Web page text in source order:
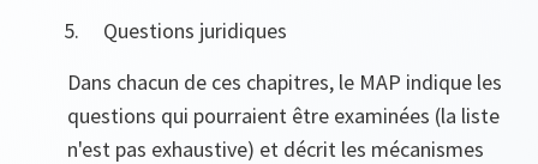
Questions juridiques
Dans chacun de ces chapitres, le MAP indique les
questions qui pourraient être examinées (la liste
n'est pas exhaustive) et décrit les mécanismes